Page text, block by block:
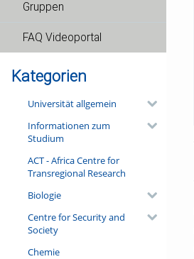
Gruppen
FAQ Videoportal
Kategorien
Universität allgemein
Informationen zum
Studium
ACT - Africa Centre for
Transregional Research
Biologie
Centre for Security and
Society
Chemie